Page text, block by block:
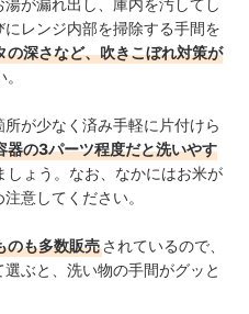
レンジ内部を掃除する手間を
の深さなど、吹きこぼれ対策が
が少なく済み手軽に片付けら
器の3パーツ程度だと洗いやす
しょう。なお、なかにはお米が
意してください。
のも多数販売されているので、
ぶと、洗い物の手間がグッと